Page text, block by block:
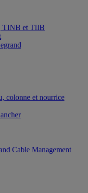
TINB et TIIB
colonne et nourrice
Cable Management